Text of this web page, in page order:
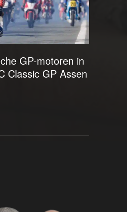
GP-motoren in
Classic GP Assen